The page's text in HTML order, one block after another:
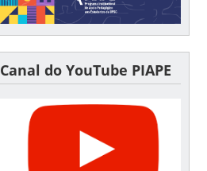
Canal do YouTube PIAPE